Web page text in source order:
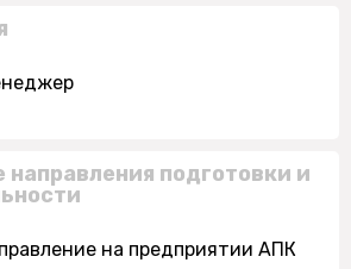
подготовки и
на предприятии АПК